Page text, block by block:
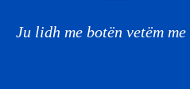
Ju lidh me botën vetëm